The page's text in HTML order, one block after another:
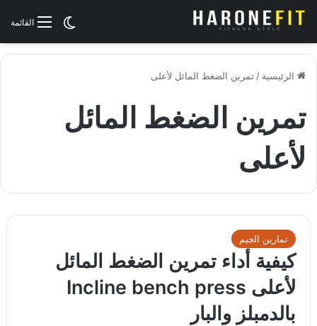
القائمةالوضع
الرئيسية / تمرين الضغط المائل لأعلى
تمرين الضغط المائل
لأعلى
تمارين الجيم
كيفية أداء تمرين الضغط المائل
لأعلى Incline bench press
بالدمبلز والبار